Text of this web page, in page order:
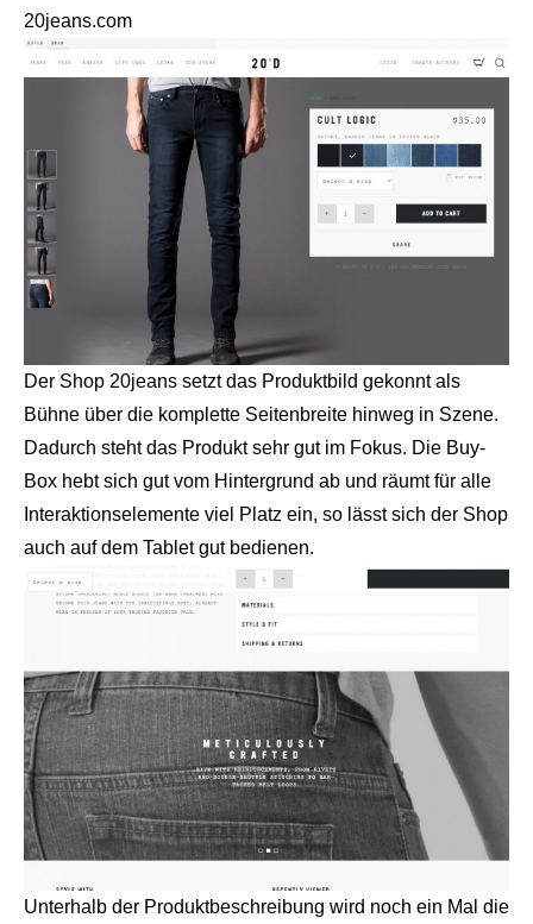
20jeans.com
Der Shop 20jeans setzt das Produktbild gekonnt als
Bühne über die komplette Seitenbreite hinweg in Szene.
Dadurch steht das Produkt sehr gut im Fokus. Die Buy-
Box hebt sich gut vom Hintergrund ab und räumt für alle
Interaktionselemente viel Platz ein, so lässt sich der Shop
auch auf dem Tablet gut bedienen.
Unterhalb der Produktbeschreibung wird noch ein Mal die